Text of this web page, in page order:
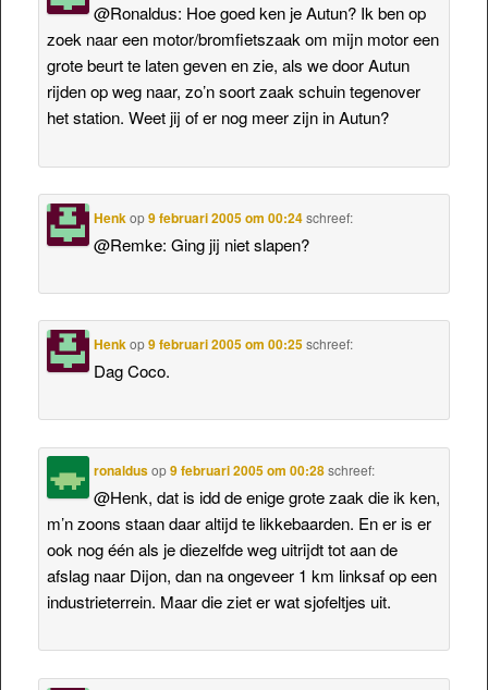
@Ronaldus: Hoe goed ken je Autun? Ik ben op
zoek naar een motor/bromfietszaak om mijn motor een
grote beurt te laten geven en zie, als we door Autun
rijden op weg naar, zo’n soort zaak schuin tegenover
het station. Weet jij of er nog meer zijn in Autun?
Henkop9 februari 2005 om 00:24 schreef:
@Remke: Ging jij niet slapen?
Henkop9 februari 2005 om 00:25 schreef:
Dag Coco.
ronaldusop9 februari 2005 om 00:28 schreef:
@Henk, dat is idd de enige grote zaak die ik ken,
m’n zoons staan daar altijd te likkebaarden. En er is er
ook nog één als je diezelfde weg uitrijdt tot aan de
afslag naar Dijon, dan na ongeveer 1 km linksaf op een
industrieterrein. Maar die ziet er wat sjofeltjes uit.